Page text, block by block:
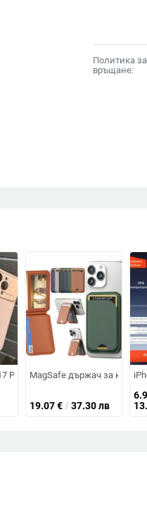
Политика за
връщане:
капаче и свалящ се шнур,
Pro Max от силикон, пълен
MagSafe държач за карти
19.07€ / 37.30 лв